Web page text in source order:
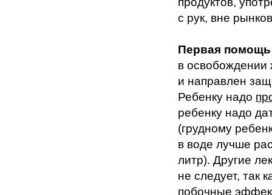
с рук, вне
Первая
в освобождении
и направлен
Ребенку надо
ребенку надо
(грудному
в воде лучше
литр). Другие
не следует, так
побочные